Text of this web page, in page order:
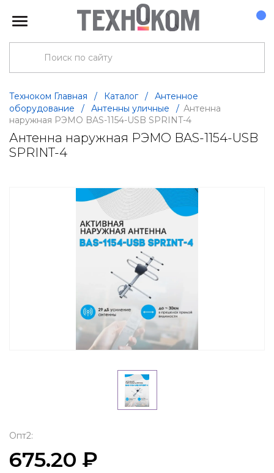
Техноком Главная / Каталог /
Антенное
оборудование
/ Антенны уличные / Антенна
наружная РЭМО BAS-1154-USB SPRINT-4
Антенна наружная РЭМО BAS-1154-USB
SPRINT-4
Опт2:
675.20 ₽